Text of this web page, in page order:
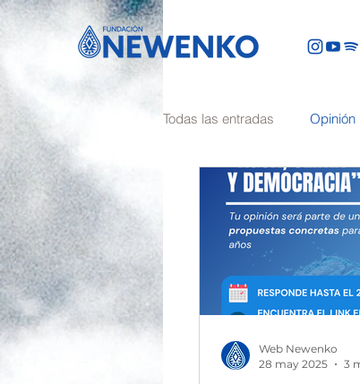
Todas las entradas Opinión
Web Newenko
28 may 2025
3